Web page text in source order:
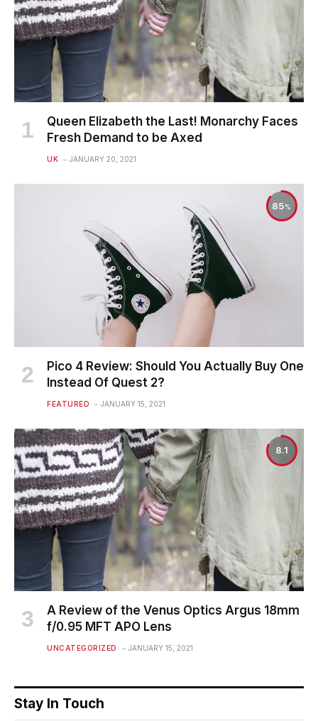
Queen Elizabeth the Last! Monarchy Faces
Fresh Demand to be Axed
UK JANUARY 20, 2021
85
Pico 4 Review: Should You Actually Buy One
Instead Of Quest 2?
FEATURED JANUARY 15, 2021
8.1
A Review of the Venus Optics Argus 18mm
f/0.95 MFT APO Lens
UNCATEGORIZED JANUARY 15, 2021
Stay In Touch